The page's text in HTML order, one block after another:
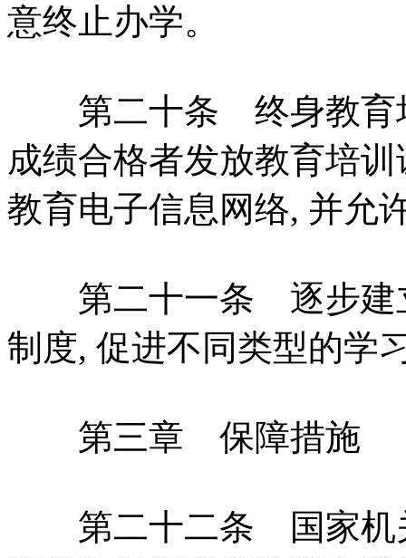
意终止办学。
第二十条 终身教育培
成绩合格者发放教育培
教育电子信息网络, 并允
第二十一条 逐步建立
制度, 促进不同类型的学
第三章 保障措施
第二十二条 国家机关